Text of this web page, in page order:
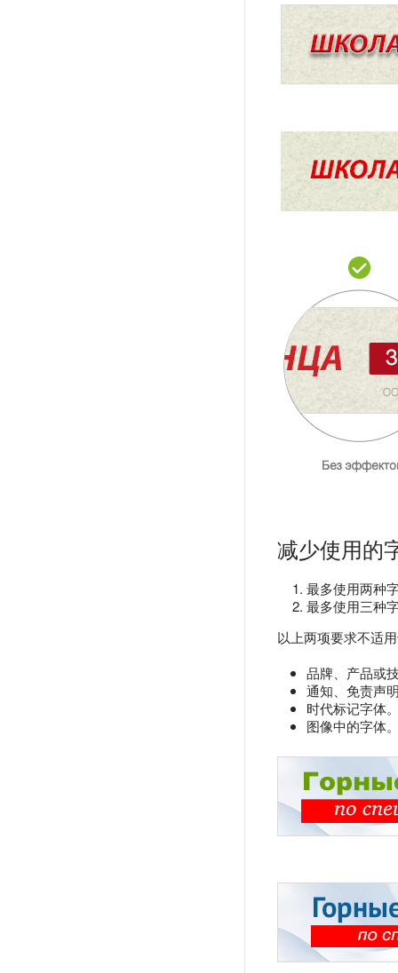
减少使用的
最多使用两种
最多使用三种
以上两项要求不适
品牌、产品或
通知、免责声
时代标记字体
图像中的字体